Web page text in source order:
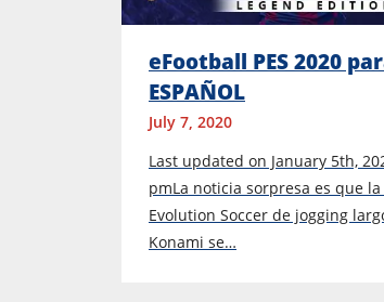
eFootball PES 2020
ESPAÑOL
July 7, 2020
Last updated on January 5th,
pmLa noticia sorpresa es que
Evolution Soccer de jogging
Konami se…